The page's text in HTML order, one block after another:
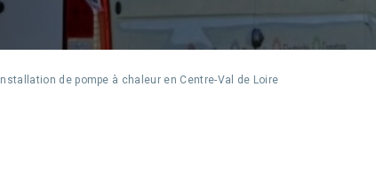
Installation de pompe à chaleur en Centre-Val de Loire